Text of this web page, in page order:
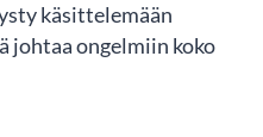
käsittelemään
johtaa ongelmiin koko
viemäreiden
jäi